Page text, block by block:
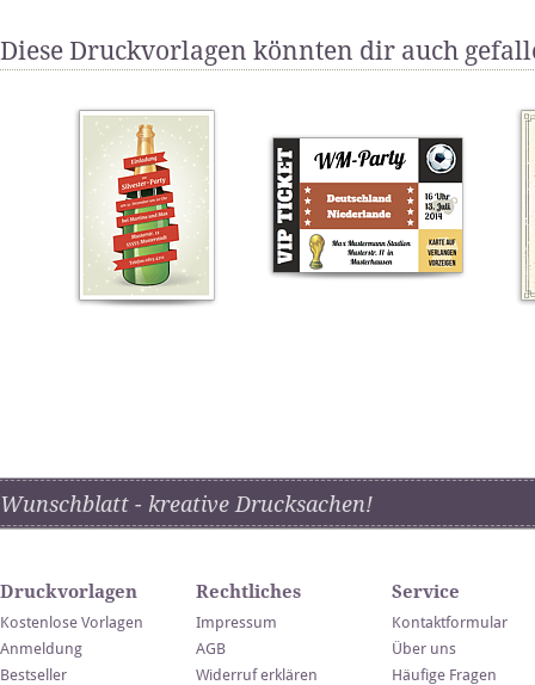
Diese Druckvorlagen könnten dir auch
Wunschblatt - kreative Drucksachen!
Druckvorlagen
Kostenlose Vorlagen
Anmeldung
Bestseller
Rechtliches
Impressum
AGB
Widerruf erklären
Service
Kontaktformular
Über uns
Häufige Fragen